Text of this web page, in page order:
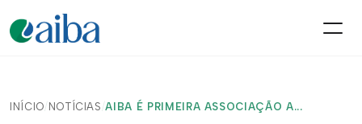
INÍCIO/ NOTÍCIAS /AIBA É PRIMEIRA ASSOCIAÇÃO A...